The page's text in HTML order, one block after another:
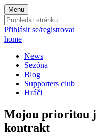
Menu
Prohledat
stránku:
Přihlásit se/registrovat
home
News
Sezóna
Blog
Supporters club
Hráči
Mojou prioritou
kontrakt